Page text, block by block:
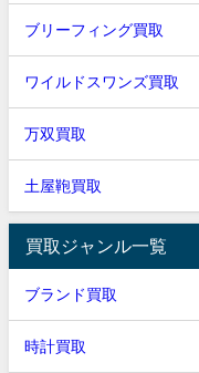
ブリーフィング買取
ワイルドスワンズ買取
万双買取
土屋鞄買取
買取ジャンル一覧
ブランド買取
時計買取